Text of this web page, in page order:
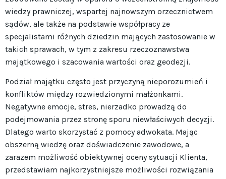
wiedzy prawniczej, wspartej najnowszym orzecznictwem
sądów, ale także na podstawie współpracy ze
specjalistami różnych dziedzin mających zastosowanie w
takich sprawach, w tym z zakresu rzeczoznawstwa
majątkowego i szacowania wartości oraz geodezji.
Podział majątku często jest przyczyną nieporozumień i
konfliktów między rozwiedzionymi małżonkami.
Negatywne emocje, stres, nierzadko prowadzą do
podejmowania przez stronę sporu niewłaściwych decyzji.
Dlatego warto skorzystać z pomocy adwokata. Mając
obszerną wiedzę oraz doświadczenie zawodowe, a
zarazem możliwość obiektywnej oceny sytuacji Klienta,
przedstawiam najkorzystniejsze możliwości rozwiązania